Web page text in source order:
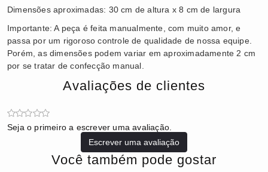
Dimensões aproximadas: 30 cm de altura x 8 cm de largura
Importante: A peça é feita manualmente, com muito amor, e
passa por um rigoroso controle de qualidade de nossa equipe.
Porém, as dimensões podem variar em aproximadamente 2 cm
por se tratar de confecção manual.
Avaliações de clientes
Seja o primeiro a escrever uma avaliação.
Escrever uma avaliação
Você também pode gostar